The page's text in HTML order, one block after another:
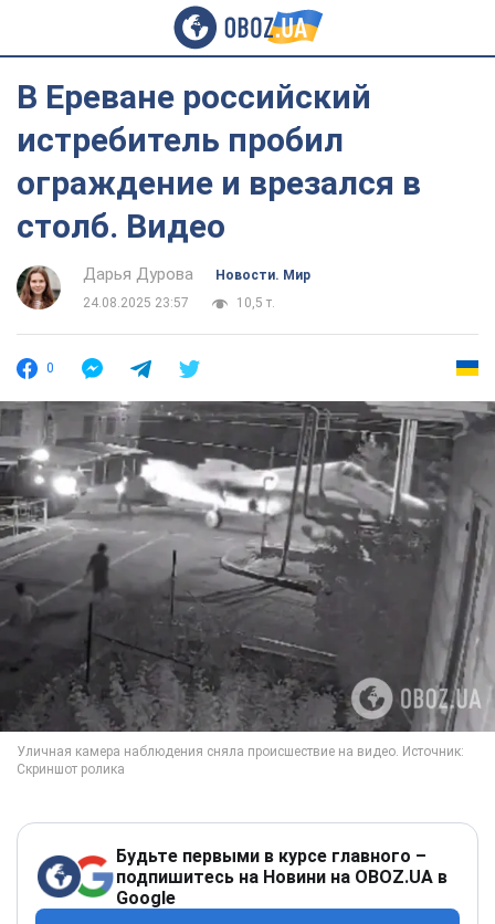
В Ереване российский
истребитель пробил
ограждение и врезался в
столб. Видео
Дарья Дурова
Новости. Мир
24.08.2025 23:57
10,5 т.
0
Будьте первыми в курсе главного –
подпишитесь на Новини на OBOZ.UA в
Google